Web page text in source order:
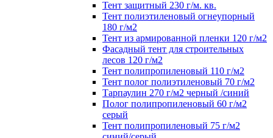
Тент защитный 230 г/м. кв.
Тент полиэтиленовый огнеупорный
180 г/м2
Тент из армированной пленки 120 г/м2
Фасадный тент для строительных
лесов 120 г/м2
Тент полипропиленовый 110 г/м2
Тент полог полиэтиленовый 70 г/м2
Тарпаулин 270 г/м2 черный /синий
Полог полипропиленовый 60 г/м2
серый
Тент полипропиленовый 75 г/м2